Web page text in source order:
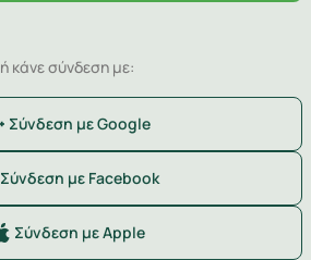
ή κάνε σύνδεση με:
Σύνδεση με Google
Σύνδεση με Facebook
Σύνδεση με Apple